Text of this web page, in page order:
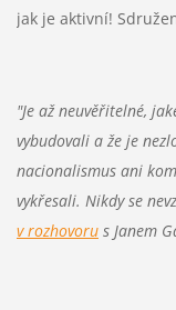
jak je aktivní!
"Je až neuvěřitelné,
vybudovali a že je
nacionalismus ani
vykřesali. Nikdy se
v rozhovorus Janem